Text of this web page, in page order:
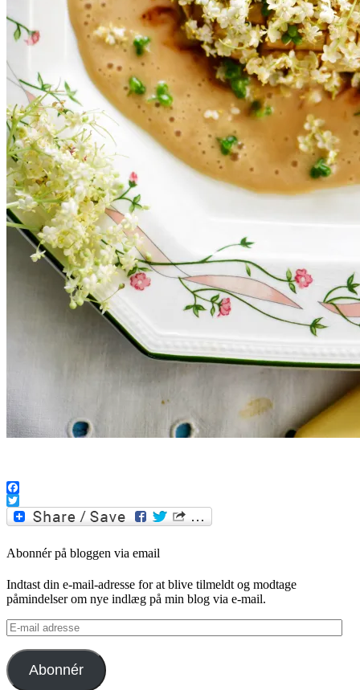
Facebook
Twitter
Abonnér på bloggen via email
Indtast din e-mail-adresse for at blive tilmeldt og modtage
påmindelser om nye indlæg på min blog via e-mail.
E-
mail
adresse
Abonnér